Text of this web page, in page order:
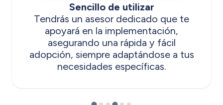
Sencillo de utilizar
Tendrás un asesor dedicado que te
apoyará en la implementación,
asegurando una rápida y fácil
adopción, siempre adaptándose a tus
necesidades específicas.